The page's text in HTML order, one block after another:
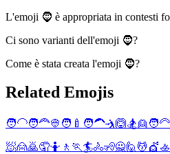
L'emoji 🧔 è appropriata in contesti
Ci sono varianti dell'emoji 🧔?
Come è stata creata l'emoji 🧔?
Related Emojis
🧑‍🦲🧑‍🦰👳 🧑‍🍼 🧑‍🦱🤺🙆🏂👱 🧑‍🦳
🧖🙍🙇🤦🤷 🚶 🏃 🏄🚴🧏🙅🙋 💆 💇🚣